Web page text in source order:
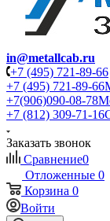
in@metallcab.ru
+7 (495) 721-89-66
+7 (495) 721-89-66
+7(906)090-08-78
+7 (812) 309-71-16
Заказать звонок
Сравнение0
Отложенные 0
Корзина 0
Войти